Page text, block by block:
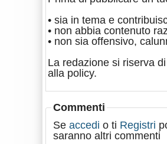
• sia in tema e
• non abbia contenuto
• non sia offensivo,
La redazione si riserva
alla policy.
Commenti
Se accedi o ti Registri
saranno altri commenti